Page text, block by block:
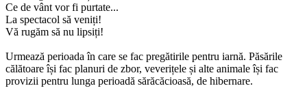
Ce de vânt vor fi purtate...
La spectacol să veniți!
Vă rugăm să nu lipsiți!
Urmează perioada în care se fac pregătirile pentru iarnă. Păsările
călătoare își fac planuri de zbor, veverițele și alte animale își fac
provizii pentru lunga perioadă sărăcăcioasă, de hibernare.